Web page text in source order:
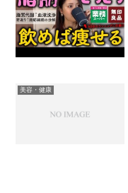
美容・健康